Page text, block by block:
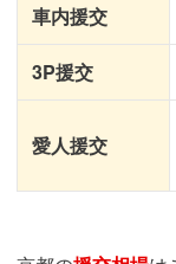
車内援交
3P援交
愛人援交